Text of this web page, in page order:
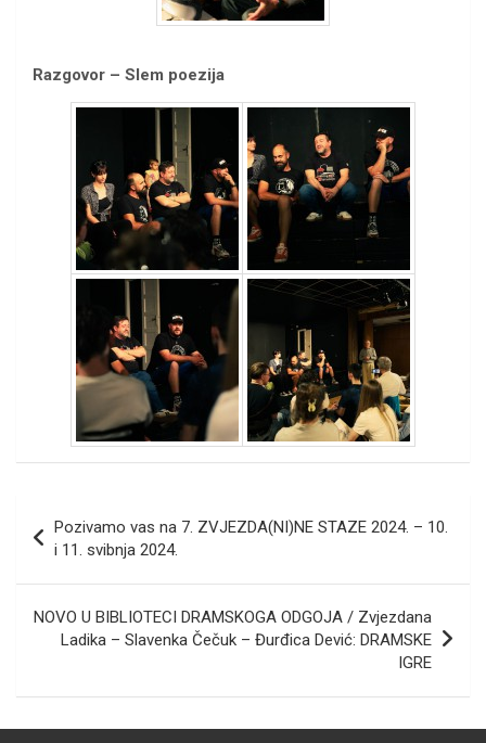
Razgovor – Slem poezija
navigation
Pozivamo vas na 7. ZVJEZDA(NI)NE STAZE 2024. – 10.
i 11. svibnja 2024.
NOVO U BIBLIOTECI DRAMSKOGA ODGOJA / Zvjezdana
Ladika – Slavenka Čečuk – Đurđica Dević: DRAMSKE
IGRE